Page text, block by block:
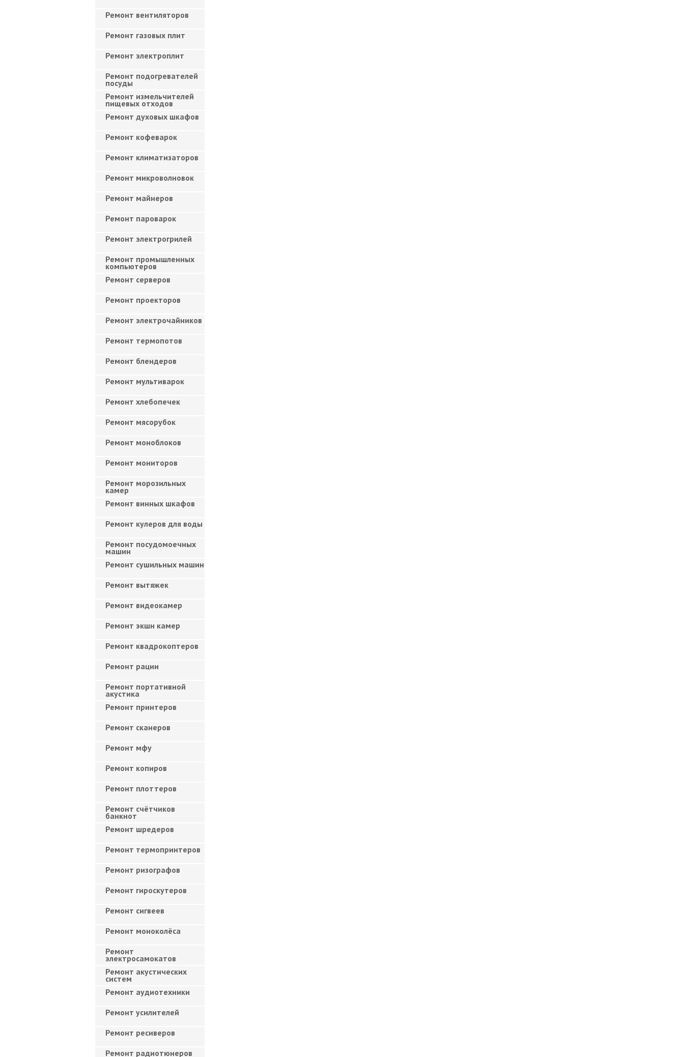
Ремонт вентиляторов
Ремонт газовых плит
Ремонт электроплит
Ремонт подогревателей
посуды
Ремонт измельчителей
пищевых отходов
Ремонт духовых шкафов
Ремонт кофеварок
Ремонт климатизаторов
Ремонт микроволновок
Ремонт майнеров
Ремонт пароварок
Ремонт электрогрилей
Ремонт промышленных
компьютеров
Ремонт серверов
Ремонт проекторов
Ремонт электрочайников
Ремонт термопотов
Ремонт блендеров
Ремонт мультиварок
Ремонт хлебопечек
Ремонт мясорубок
Ремонт моноблоков
Ремонт мониторов
Ремонт морозильных
камер
Ремонт винных шкафов
Ремонт кулеров для воды
Ремонт посудомоечных
машин
Ремонт сушильных машин
Ремонт вытяжек
Ремонт видеокамер
Ремонт экшн камер
Ремонт квадрокоптеров
Ремонт рации
Ремонт портативной
акустика
Ремонт принтеров
Ремонт сканеров
Ремонт мфу
Ремонт копиров
Ремонт плоттеров
Ремонт счётчиков
банкнот
Ремонт шредеров
Ремонт термопринтеров
Ремонт ризографов
Ремонт гироскутеров
Ремонт сигвеев
Ремонт моноколёса
Ремонт
электросамокатов
Ремонт акустических
систем
Ремонт аудиотехники
Ремонт усилителей
Ремонт ресиверов
Ремонт радиотюнеров